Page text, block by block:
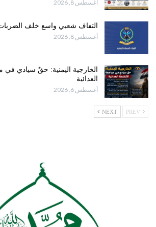
أغسطس 8, 2026
التفاف شعبي واسع خلف الضربات
أغسطس 8, 2026
الخارجية اليمنية: حقٌ سيادي في
العدائية
أغسطس 6, 2026
NEXT